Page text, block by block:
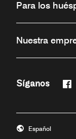
Para los
Nuestra
Síganos
Español